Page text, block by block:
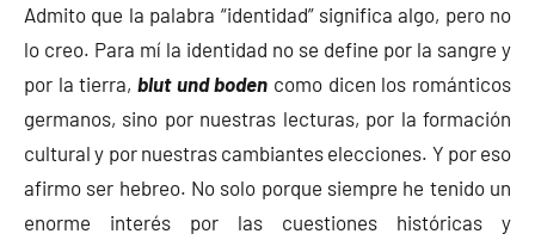
Admito que la palabra “identidad” significa algo, pero no
lo creo. Para mí la identidad no se define por la sangre y
por la tierra, blut und boden como dicen los románticos
germanos, sino por nuestras lecturas, por la formación
cultural y por nuestras cambiantes elecciones. Y por eso
afirmo ser hebreo. No solo porque siempre he tenido un
enorme interés por las cuestiones históricas y